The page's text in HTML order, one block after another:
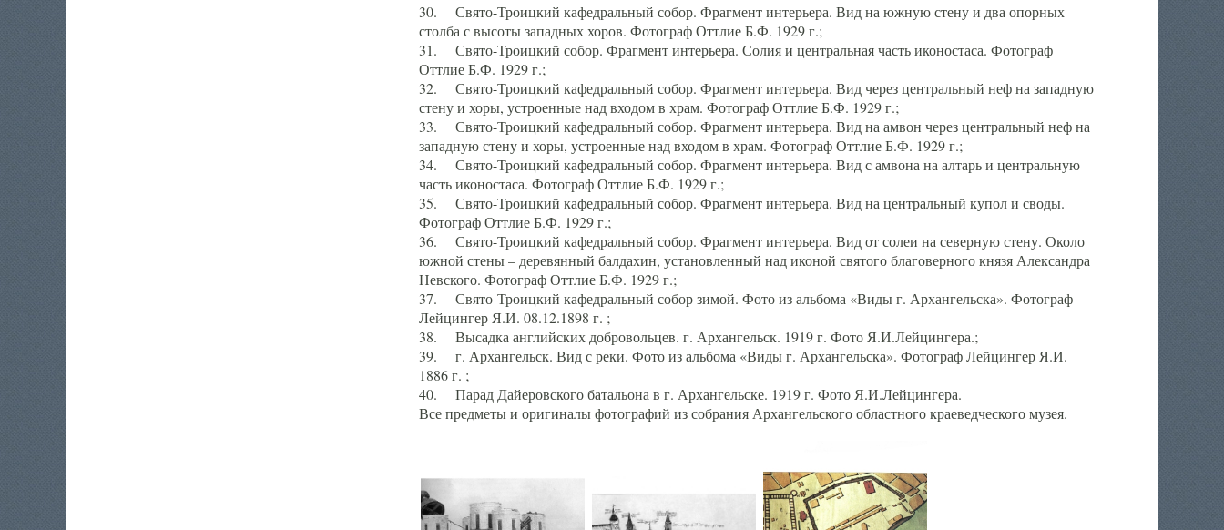
30. Свято-Троицкий кафедральный собор. Фрагмент интерьера. Вид на южную стену и два опорных
столба с высоты западных хоров. Фотограф Оттлие Б.Ф. 1929 г.;
31. Свято-Троицкий собор. Фрагмент интерьера. Солия и центральная часть иконостаса. Фотограф
Оттлие Б.Ф. 1929 г.;
32. Свято-Троицкий кафедральный собор. Фрагмент интерьера. Вид через центральный неф на западную
стену и хоры, устроенные над входом в храм. Фотограф Оттлие Б.Ф. 1929 г.;
33. Свято-Троицкий кафедральный собор. Фрагмент интерьера. Вид на амвон через центральный неф на
западную стену и хоры, устроенные над входом в храм. Фотограф Оттлие Б.Ф. 1929 г.;
34. Свято-Троицкий кафедральный собор. Фрагмент интерьера. Вид с амвона на алтарь и центральную
часть иконостаса. Фотограф Оттлие Б.Ф. 1929 г.;
35. Свято-Троицкий кафедральный собор. Фрагмент интерьера. Вид на центральный купол и своды.
Фотограф Оттлие Б.Ф. 1929 г.;
36. Свято-Троицкий кафедральный собор. Фрагмент интерьера. Вид от солеи на северную стену. Около
южной стены – деревянный балдахин, установленный над иконой святого благоверного князя Александра
Невского. Фотограф Оттлие Б.Ф. 1929 г.;
37. Свято-Троицкий кафедральный собор зимой. Фото из альбома «Виды г. Архангельска». Фотограф
Лейцингер Я.И. 08.12.1898 г. ;
38. Высадка английских добровольцев. г. Архангельск. 1919 г. Фото Я.И.Лейцингера.;
39. г. Архангельск. Вид с реки. Фото из альбома «Виды г. Архангельска». Фотограф Лейцингер Я.И.
1886 г. ;
40. Парад Дайеровского батальона в г. Архангельске. 1919 г. Фото Я.И.Лейцингера.
Все предметы и оригиналы фотографий из собрания Архангельского областного краеведческого музея.